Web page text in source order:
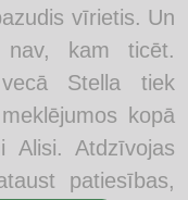
vīrietis. Un
kam ticēt.
Stella tiek
kopā
Alisi. Atdzīvojas
patiesības,